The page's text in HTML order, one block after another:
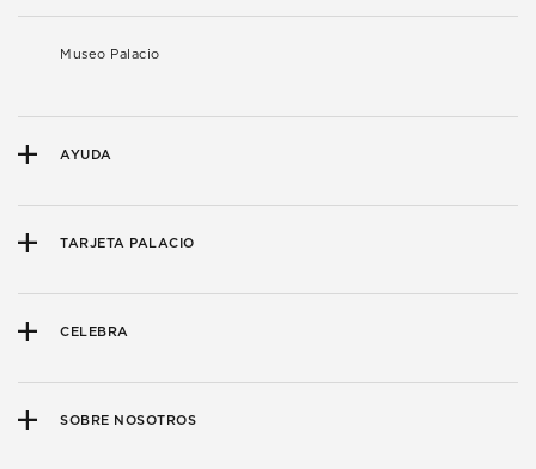
Museo Palacio
AYUDA
TARJETA PALACIO
CELEBRA
SOBRE NOSOTROS